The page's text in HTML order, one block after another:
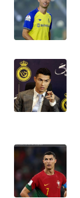
WN
SULBAR
WN
BABEL
WN
WN
SUMSEL
WN